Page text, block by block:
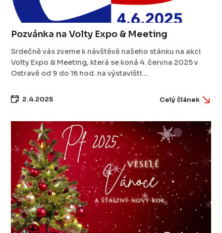
Pozvánka na Volty Expo & Meeting
Srdečně vás zveme k návštěvě našeho stánku na akci
Volty Expo & Meeting, která se koná 4. června 2025 v
Ostravě od 9 do 16 hod. na výstavišti...
2.4.2025 Celý článek